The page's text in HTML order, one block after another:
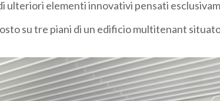
ulteriori elementi innovativi pensati
su tre piani di un edificio multitenant